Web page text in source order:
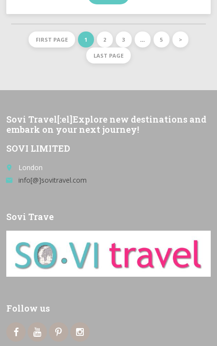
FIRST PAGE 1 2 3 … 5 >
LAST PAGE
Sovi Travel[:el]Explore new destinations and
embark on your next journey!
SOVI LIMITED
place London
email info[@]sovitravel.com
Sovi Trave
Follow us